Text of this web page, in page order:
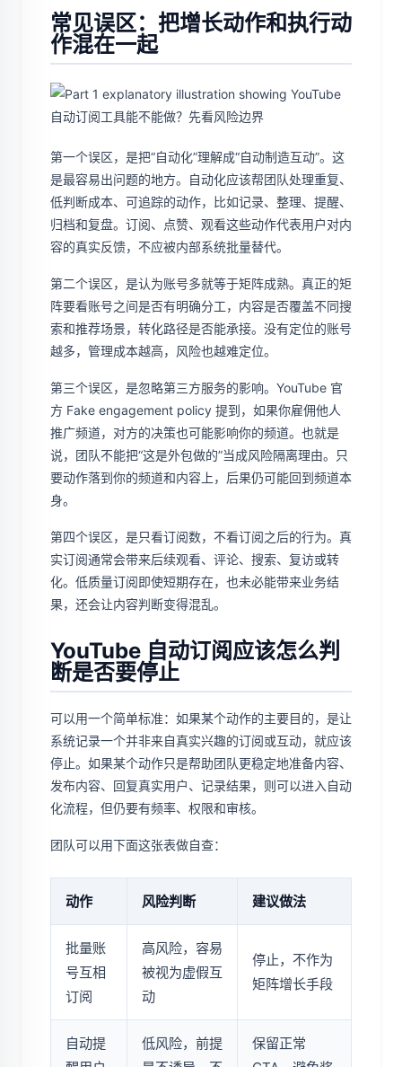
常见误区：把增长动作和执行动
作混在一起
第一个误区，是把“自动化”理解成“自动制造互动”。这
是最容易出问题的地方。自动化应该帮团队处理重复、
低判断成本、可追踪的动作，比如记录、整理、提醒、
归档和复盘。订阅、点赞、观看这些动作代表用户对内
容的真实反馈，不应被内部系统批量替代。
第二个误区，是认为账号多就等于矩阵成熟。真正的矩
阵要看账号之间是否有明确分工，内容是否覆盖不同搜
索和推荐场景，转化路径是否能承接。没有定位的账号
越多，管理成本越高，风险也越难定位。
第三个误区，是忽略第三方服务的影响。YouTube 官
方 Fake engagement policy 提到，如果你雇佣他人
推广频道，对方的决策也可能影响你的频道。也就是
说，团队不能把“这是外包做的”当成风险隔离理由。只
要动作落到你的频道和内容上，后果仍可能回到频道本
身。
第四个误区，是只看订阅数，不看订阅之后的行为。真
实订阅通常会带来后续观看、评论、搜索、复访或转
化。低质量订阅即使短期存在，也未必能带来业务结
果，还会让内容判断变得混乱。
YouTube 自动订阅应该怎么判
断是否要停止
可以用一个简单标准：如果某个动作的主要目的，是让
系统记录一个并非来自真实兴趣的订阅或互动，就应该
停止。如果某个动作只是帮助团队更稳定地准备内容、
发布内容、回复真实用户、记录结果，则可以进入自动
化流程，但仍要有频率、权限和审核。
团队可以用下面这张表做自查：
动作 风险判断 建议做法
批量账
号互相
订阅
高风险，容易
被视为虚假互
动
停止，不作为
矩阵增长手段
自动提
低风险，前提
保留正常